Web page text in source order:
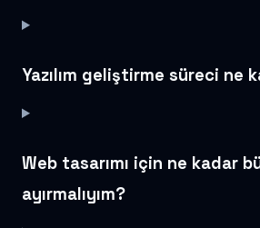
Yazılım geliştirme süreci ne
Web tasarımı için ne kadar
ayırmalıyım?